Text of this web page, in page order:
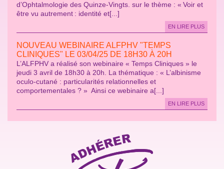
d’Ophtalmologie des Quinze-Vingts. sur le thème : « Voir et
être vu autrement : identité et[...]
EN LIRE PLUS
NOUVEAU WEBINAIRE ALFPHV "TEMPS
CLINIQUES" LE 03/04/25 DE 18H30 À 20H
L’ALFPHV a réalisé son webinaire « Temps Cliniques » le
jeudi 3 avril de 18h30 à 20h. La thématique : « L’albinisme
oculo-cutané : particularités relationnelles et
comportementales ? » Ainsi ce webinaire a[...]
EN LIRE PLUS